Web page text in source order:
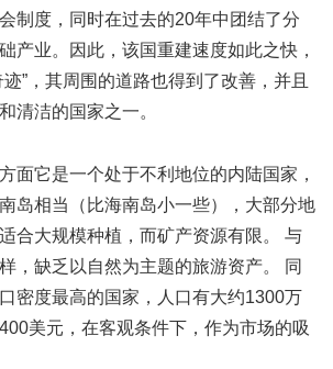
制度，同时在过去的20年中团结了分
产业。因此，该国重建速度如此之快，
迹”，其周围的道路也得到了改善，并且
清洁的国家之一。
面它是一个处于不利地位的内陆国家，
岛相当（比海南岛小一些），大部分地
合大规模种植，而矿产资源有限。 与
，缺乏以自然为主题的旅游资产。 同
密度最高的国家，人口有大约1300万
美元，在客观条件下，作为市场的吸